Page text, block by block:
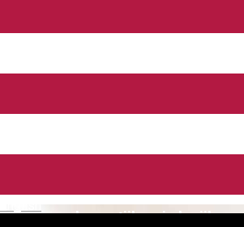
Tursib în perioada 22.06.2024 -
Autobuzele de pe linia 8 circulă
Programul agențiilor și al